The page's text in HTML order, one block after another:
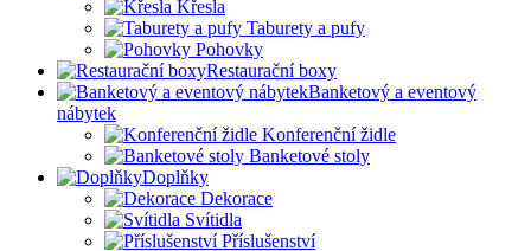
Křesla
Taburety a pufy
Pohovky
Restaurační boxy
Banketový a eventový
nábytek
Konferenční židle
Banketové stoly
Doplňky
Dekorace
Svítidla
Příslušenství